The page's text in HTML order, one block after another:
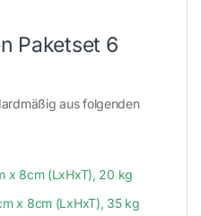
Paketset 6
aus folgenden
x 8cm (LxHxT), 20 kg
x 8cm (LxHxT), 35 kg